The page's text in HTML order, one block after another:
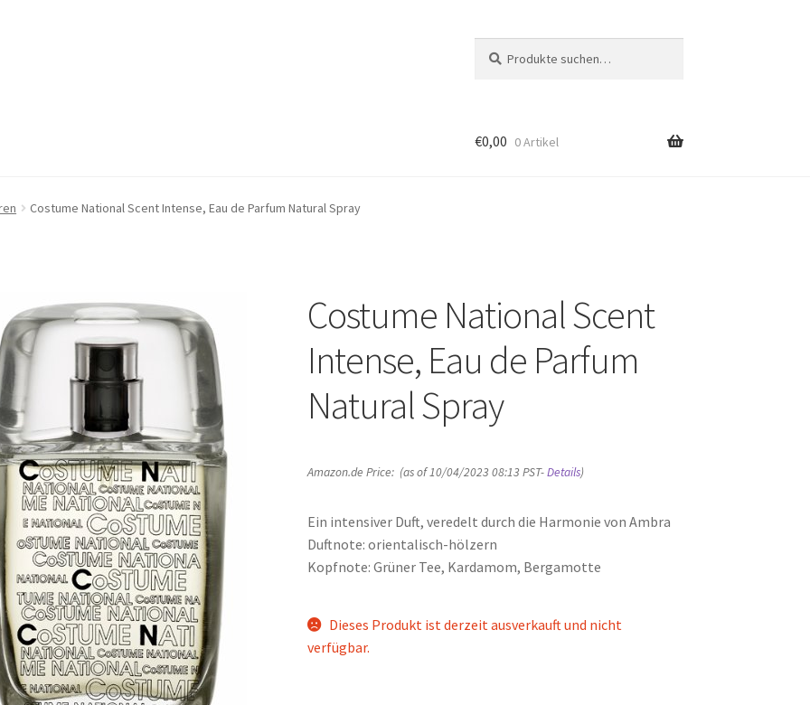
nach:
€0,00 0 Artikel
Costume National Scent Intense, Eau de Parfum Natural Spray
Costume National Scent
Intense, Eau de Parfum
Natural Spray
Amazon.de Price: (as of 10/04/2023 08:13 PST-Details)
Ein intensiver Duft, veredelt durch die Harmonie von Ambra
Duftnote: orientalisch-hölzern
Kopfnote: Grüner Tee, Kardamom, Bergamotte
Dieses Produkt ist derzeit ausverkauft und nicht
verfügbar.